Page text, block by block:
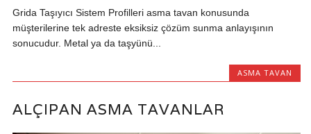
Grida Taşıyıcı Sistem Profilleri asma tavan konusunda
müşterilerine tek adreste eksiksiz çözüm sunma anlayışının
sonucudur. Metal ya da taşyünü...
ASMA TAVAN
ALÇIPAN ASMA TAVANLAR